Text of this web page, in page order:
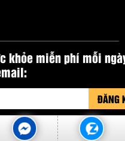
khỏe miễn phí mỗi
ĐĂNG